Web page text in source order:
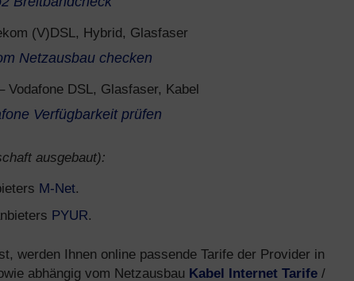
(V)DSL, Hybrid, Glasfaser
Netzausbau checken
Vodafone DSL, Glasfaser, Kabel
Verfügbarkeit prüfen
ausgebaut):
M-Net.
PYUR.
werden Ihnen online passende Tarife der Provider in
abhängig vom Netzausbau Kabel Internet Tarife /